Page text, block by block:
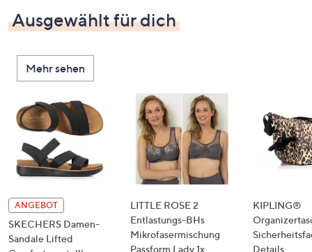
Ausgewählt für dich
Mehr sehen
ANGEBOT
SKECHERS Damen-
Sandale Lifted
LITTLE ROSE 2
Entlastungs-BHs
Mikrofasermischung
Passform Lady 1x
KIPLING®
Details